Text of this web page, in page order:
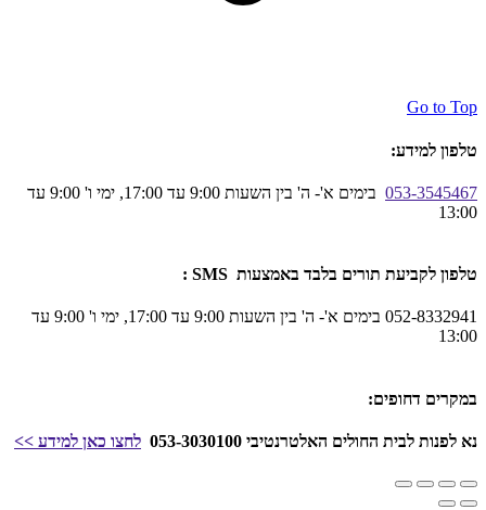
Go to Top
טלפון למידע:
053-3545467
בימים א'- ה' בין השעות 9:00 עד 17:00, ימי ו' 9:00 עד
13:00
טלפון לקביעת תורים בלבד באמצעות SMS :
052-8332941 בימים א'- ה' בין השעות 9:00 עד 17:00, ימי ו' 9:00 עד
13:00
במקרים דחופים:
נא לפנות לבית החולים האלטרנטיבי 053-3030100 לחצו כאן למידע >>